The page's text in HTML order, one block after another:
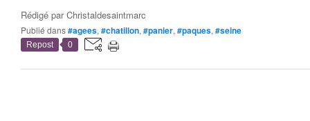
Rédigé parChristaldesaintmarc
Publié dans#agees, #chatillon, #panier, #paques, #seine
Repost 0